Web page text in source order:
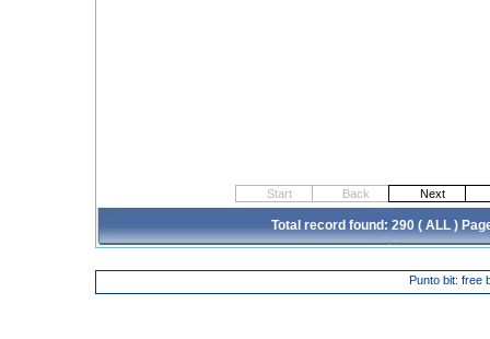
Total record found: 290 ( ALL )
Punto bit: free